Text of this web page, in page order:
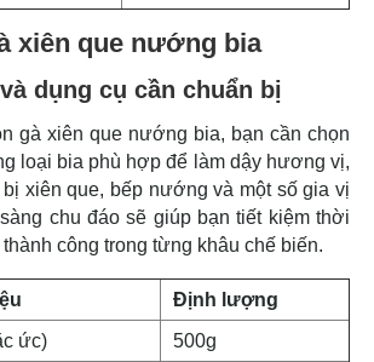
xiên que nướng bia
dụng cụ cần chuẩn bị
gà xiên que nướng bia, bạn cần chọn
loại bia phù hợp để làm dậy hương vị,
xiên que, bếp nướng và một số gia vị
chu đáo sẽ giúp bạn tiết kiệm thời
công trong từng khâu chế biến.
Định lượng
ức)
500g